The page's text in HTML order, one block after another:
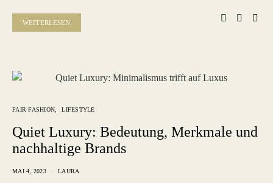
WEITERLESEN
FAIR FASHION LIFESTYLE
Quiet Luxury: Bedeutung, Merkmale und
nachhaltige Brands
MAI 4, 2023 LAURA